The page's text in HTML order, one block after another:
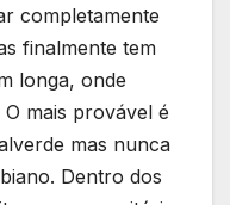
completamente
finalmente tem
longa, onde
mais provável é
mas nunca
Dentro dos